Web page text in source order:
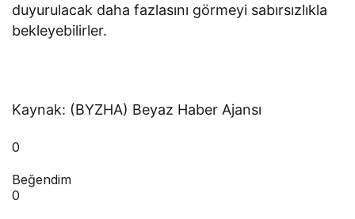
duyurulacak daha fazlasını görmeyi sabırsızlıkla
bekleyebilirler.
Kaynak: (BYZHA) Beyaz Haber Ajansı
0
Beğendim
0